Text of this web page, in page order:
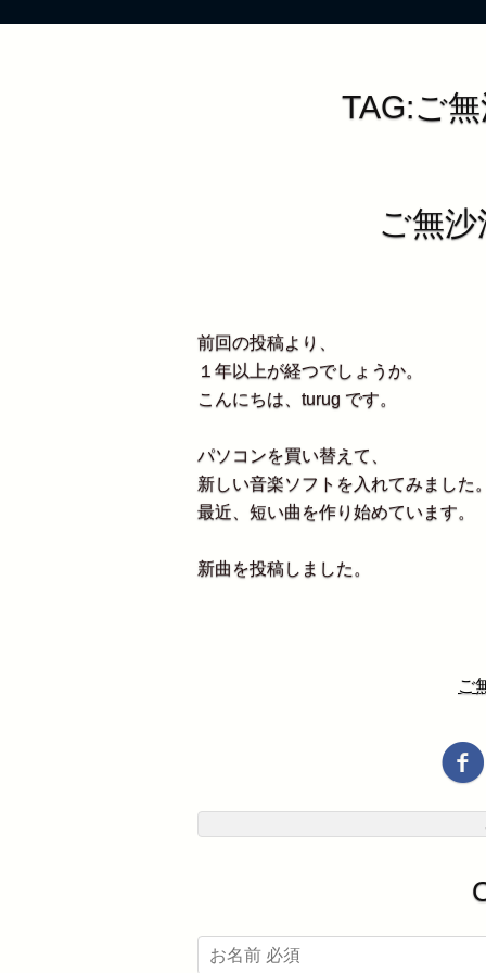
TAG:ご
ご無
前回の投稿より、
１年以上が経つでしょうか。
こんにちは、turug です。
パソコンを買い替えて、
新しい音楽ソフトを入れてみました
最近、短い曲を作り始めています。
新曲を投稿しました。
ご